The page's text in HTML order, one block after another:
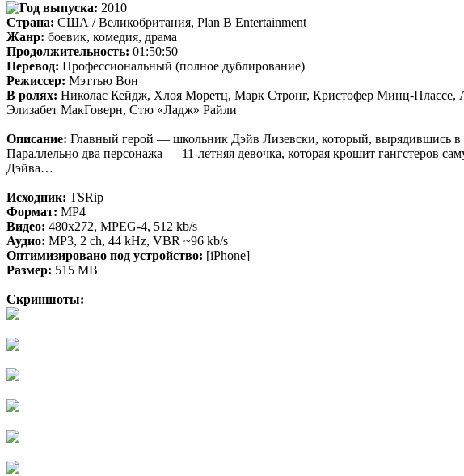
Год выпуска: 2010
Страна: США / Великобритания, Plan B Entertainment
Жанр: боевик, комедия, драма
Продолжительность: 01:50:50
Перевод: Профессиональный (полное дублирование)
Режиссер: Мэттью Вон
В ролях: Николас Кейдж, Хлоя Моретц, Марк Стронг, Кристофер Минц-
Элизабет МакГоверн, Стю «Ладж» Райли
Описание: Главный герой — школьник Дэйв Лизевски, который, вырядившись в
Параллельно два персонажа — 11-летняя девочка, которая крошит гангстеров
Дэйва…
Исходник: TSRip
Формат: MP4
Видео: 480x272, MPEG-4, 512 kb/s
Аудио: MP3, 2 ch, 44 kHz, VBR ~96 kb/s
Оптимизировано под устройство: [iPhone]
Размер: 515 MB
Скриншоты: